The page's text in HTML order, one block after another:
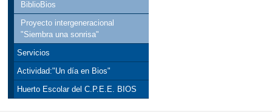
BiblioBios
Proyecto intergeneracional
"Siembra una sonrisa"
Servicios
Actividad:"Un día en Bios"
Huerto Escolar del C.P.E.E. BIOS